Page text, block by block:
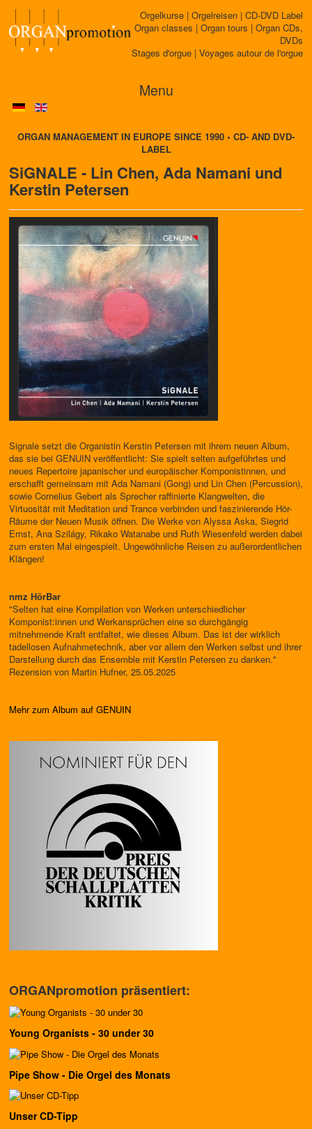
Orgelkurse | Orgelreisen | CD-DVD Label
Organ classes | Organ tours | Organ CDs,
DVDs
Stages d'orgue | Voyages autour de l'orgue
Menu
ORGAN MANAGEMENT IN EUROPE SINCE 1990 • CD- AND DVD-
LABEL
SiGNALE - Lin Chen, Ada Namani und
Kerstin Petersen
Signale setzt die Organistin Kerstin Petersen mit ihrem neuen Album,
das sie bei GENUIN veröffentlicht: Sie spielt selten aufgeführtes und
neues Repertoire japanischer und europäischer Komponistinnen, und
erschafft gemeinsam mit Ada Namani (Gong) und Lin Chen (Percussion),
sowie Cornelius Gebert als Sprecher raffinierte Klangwelten, die
Virtuosität mit Meditation und Trance verbinden und faszinierende Hör-
Räume der Neuen Musik öffnen. Die Werke von Alyssa Aska, Siegrid
Ernst, Ana Szilágy, Rikako Watanabe und Ruth Wiesenfeld werden dabei
zum ersten Mal eingespielt. Ungewöhnliche Reisen zu außerordentlichen
Klängen!
nmz HörBar
"Selten hat eine Kompilation von Werken unterschiedlicher
Komponist:innen und Werkansprüchen eine so durchgängig
mitnehmende Kraft entfaltet, wie dieses Album. Das ist der wirklich
tadellosen Aufnahmetechnik, aber vor allem den Werken selbst und ihrer
Darstellung durch das Ensemble mit Kerstin Petersen zu danken."
Rezension von Martin Hufner, 25.05.2025
Mehr zum Album auf GENUIN
ORGANpromotion präsentiert:
Young Organists - 30 under 30
Pipe Show - Die Orgel des Monats
Unser CD-Tipp